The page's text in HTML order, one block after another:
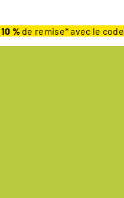
10 %de remise* avec le code